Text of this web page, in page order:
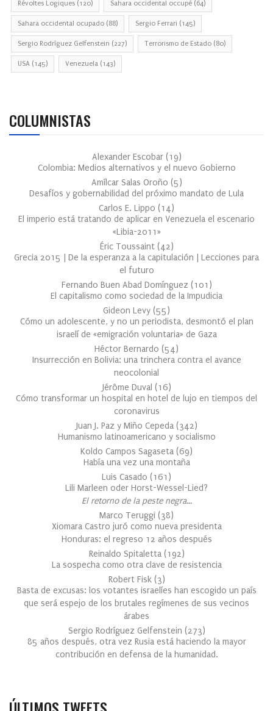
Révoltes Logiques (120) Sahara occidental occupé (64)
Sahara occidental ocupado (88) Sergio Ferrari (145)
Sergio Rodríguez Gelfenstein (227) Terrorismo de Estado (80)
USA (145) Venezuela (143)
COLUMNISTAS
Alexander Escobar (19)
Colombia: Medios alternativos y el nuevo Gobierno
Amílcar Salas Oroño (5)
Desafíos y gobernabilidad del próximo mandato de Lula
Carlos E. Lippo (14)
El imperio está tratando de aplicar en Venezuela el escenario
«Libia-2011»
Éric Toussaint (42)
Grecia 2015 | De la esperanza a la capitulación | Lecciones para
el futuro
Fernando Buen Abad Domínguez (101 )
El capitalismo como sociedad de la Impudicia
Gideon Levy (55)
Cómo un adolescente, y no un periodista, desmontó el plan
israelí de «emigración voluntaria» de Gaza
Héctor Bernardo (54)
Insurrección en Bolivia: una trinchera contra el avance
neocolonial
Jérôme Duval (16)
Cómo transformar un hospital en hotel de lujo en tiempos del
coronavirus
Juan J. Paz y Miño Cepeda (342)
Humanismo latinoamericano y socialismo
Koldo Campos Sagaseta (69)
Había una vez una montaña
Luis Casado (161 )
Lili Marleen oder Horst-Wessel-Lied?
El retorno de la peste negra…
Marco Teruggi (38)
Xiomara Castro juró como nueva presidenta
Honduras: el regreso 12 años después
Reinaldo Spitaletta (192)
La sospecha como otra clave de resistencia
Robert Fisk (3)
Basta de excusas: los votantes israelíes han escogido un país
que será espejo de los brutales regímenes de sus vecinos
árabes
Sergio Rodríguez Gelfenstein (273)
85 años después, otra vez Rusia está haciendo la mayor
contribución en defensa de la humanidad.